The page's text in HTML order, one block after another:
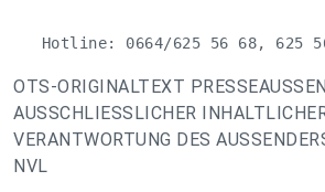
Hotline: 0664/625 56 68, 625
OTS-ORIGINALTEXT
AUSSCHLIESSLICHER
VERANTWORTUNG DES
NVL